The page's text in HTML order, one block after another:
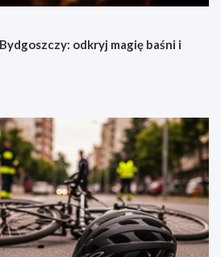
odkryj magię baśni i